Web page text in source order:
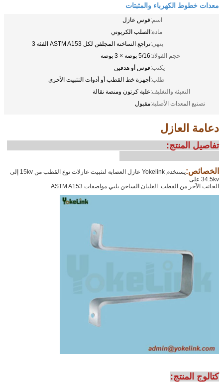
معدات خطوط الكهرباء والمثبتات
اسم:قوس عازل
مادة:الصلب الكربوني
ينهي:تراجع الساخنة المجلفن لكل ASTM A153 الفئة 3
حجم الفولاذ:5/16 بوصة × 3 بوصة
يكتب:قوس أو هدفين
طلب:أجهزة خط القطب أو أدوات التثبيت الأخرى
التعبئة والتغليف:علبة كرتون ومنصة نقالة
تصنيع المعدات الأصلية:مقبول
دعامة العازل
تفاصيل المنتج:
الخصائص:
يستخدم Yokelink عازل العصابة لتثبيت عازلات نوع القطب من 15kv إلى
34.5kv على
الجانب الآخر من القطب. الغليان الساخن يلبي مواصفات ASTM A153.
كتالوج المنتج: